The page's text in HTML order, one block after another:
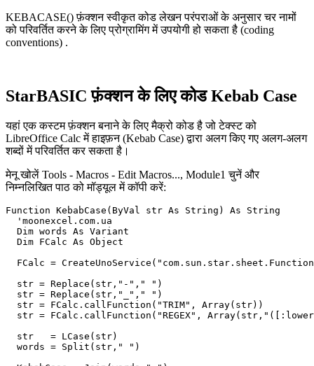
KEBACASE() फ़ंक्शन स्वीकृत कोड लेखन परंपराओं के अनुसार चर नामों
को परिवर्तित करने के लिए प्रोग्रामिंग में उपयोगी हो सकता है (coding
conventions) .
StarBASIC फ़ंक्शन के लिए कोड Kebab Case
यहां एक कस्टम फ़ंक्शन बनाने के लिए मैक्रो कोड है जो टेक्स्ट को
LibreOffice Calc में हाइफ़न (Kebab Case) द्वारा अलग किए गए अलग-अलग
शब्दों में परिवर्तित कर सकता है।
मेनू खोलें Tools - Macros - Edit Macros..., Module1 चुनें और
निम्नलिखित पाठ को मॉड्यूल में कॉपी करें:
Function KebabCase(ByVal str As String) As String
  'moonexcel.com.ua
  Dim words As Variant
  Dim FCalc As Object
FCalc =
  str = Replace(str,"-"," ")
  str = Replace(str,"_"," ")
  str = FCalc.callFunction("TRIM", Array(str))
str = FCalc.callFunction("REGEX",
  str   = LCase(str)
  words = Split(str," ")